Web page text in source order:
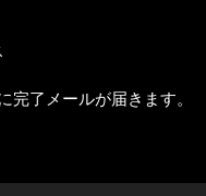
了メールが届きます。